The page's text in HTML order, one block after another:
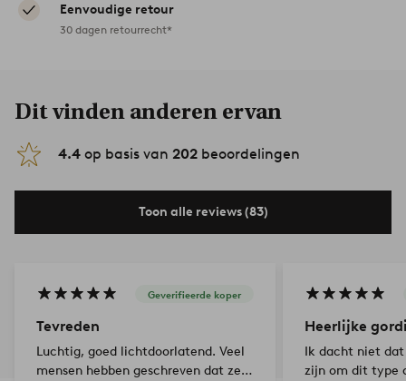
Eenvoudige retour
30 dagen retourrecht*
Dit vinden anderen ervan
4.4 op basis van 202 beoordelingen
Toon alle reviews (83)
Geverifieerde koper
Tevreden
Luchtig, goed lichtdoorlatend. Veel
mensen hebben geschreven dat ze
Heerlijke
Ik dacht niet
zijn om dit type